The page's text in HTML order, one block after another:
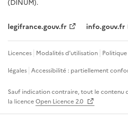
(DINUM).
legifrance.gouv.fr info.gouv.fr
Licences Modalités d'utilisation
légales Accessibilité : partiellement
Sauf indication contraire, tout le contenu
la licenceOpen Licence 2.0